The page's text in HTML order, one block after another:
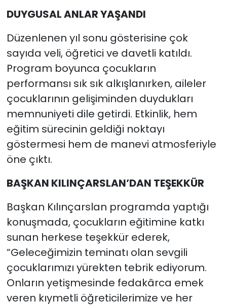
DUYGUSAL ANLAR YAŞANDI
Düzenlenen yıl sonu gösterisine çok
sayıda veli, öğretici ve davetli katıldı.
Program boyunca çocukların
performansı sık sık alkışlanırken, aileler
çocuklarının gelişiminden duydukları
memnuniyeti dile getirdi. Etkinlik, hem
eğitim sürecinin geldiği noktayı
göstermesi hem de manevi atmosferiyle
öne çıktı.
BAŞKAN KILINÇARSLAN’DAN TEŞEKKÜR
Başkan Kılınçarslan programda yaptığı
konuşmada, çocukların eğitimine katkı
sunan herkese teşekkür ederek,
“Geleceğimizin teminatı olan sevgili
çocuklarımızı yürekten tebrik ediyorum.
Onların yetişmesinde fedakârca emek
veren kıymetli öğreticilerimize ve her